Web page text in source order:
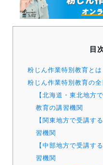
目
粉じん作業特別教育とは
粉じん作業特別教育の
【北海道・東北地方
教育の講習機関
【関東地方で受講す
習機関
【中部地方で受講す
習機関